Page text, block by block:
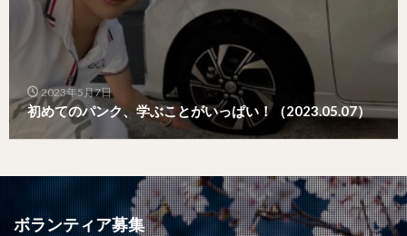
2023年5月7日
初めてのパンク、学ぶことがいっぱい！（2023.05.07）
ボランティア募集